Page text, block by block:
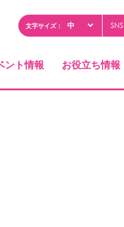
文字サイズ： SNS
ント情報 お役立ち情報